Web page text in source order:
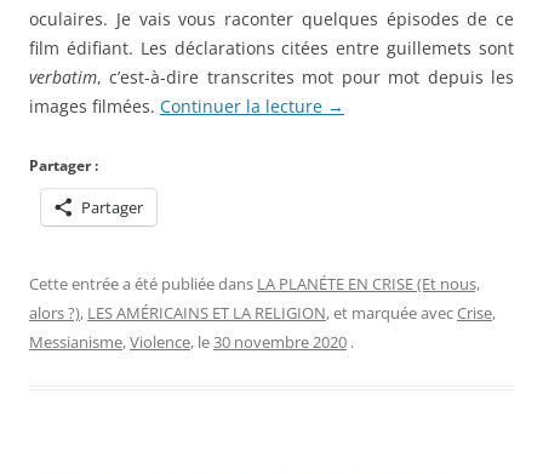
oculaires. Je vais vous raconter quelques épisodes de ce
film édifiant. Les déclarations citées entre guillemets sont
verbatim, c’est-à-dire transcrites mot pour mot depuis les
images filmées. Continuer la lecture →
Partager :
Partager
Cette entrée a été publiée dans LA PLANÉTE EN CRISE (Et nous,
alors ?), LES AMÉRICAINS ET LA RELIGION, et marquée avecCrise,
Messianisme,Violence, le30 novembre 2020 .